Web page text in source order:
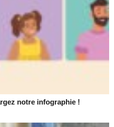
notre infographie !